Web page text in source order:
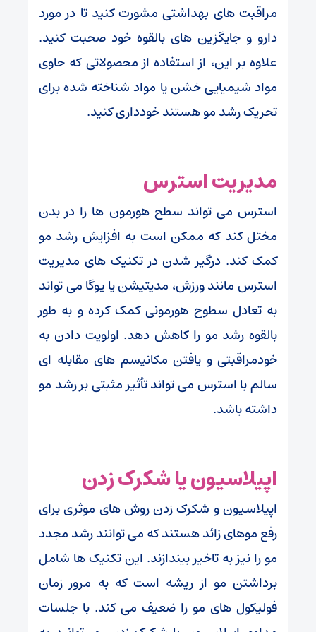
مراقبت های بهداشتی مشورت کنید تا در مورد
دارو و جایگزین های بالقوه خود صحبت کنید.
علاوه بر این، از استفاده از محصولاتی که حاوی
مواد شیمیایی خشن یا مواد شناخته شده برای
تحریک رشد مو هستند خودداری کنید.
مدیریت استرس
استرس می تواند سطح هورمون ها را در بدن
مختل کند که ممکن است به افزایش رشد مو
کمک کند. درگیر شدن در تکنیک های مدیریت
استرس مانند ورزش، مدیتیشن یا یوگا می تواند
به تعادل سطوح هورمونی کمک کرده و به طور
بالقوه رشد مو را کاهش دهد. اولویت دادن به
خودمراقبتی و یافتن مکانیسم های مقابله ای
سالم با استرس می تواند تأثیر مثبتی بر رشد مو
داشته باشد.
اپیلاسیون یا شکرک زدن
اپیلاسیون و شکرک زدن روش های موثری برای
رفع موهای زائد هستند که می توانند رشد مجدد
مو را نیز به تاخیر بیندازند. این تکنیک ها شامل
برداشتن مو از ریشه است که به مرور زمان
فولیکول های مو را ضعیف می کند. با جلسات